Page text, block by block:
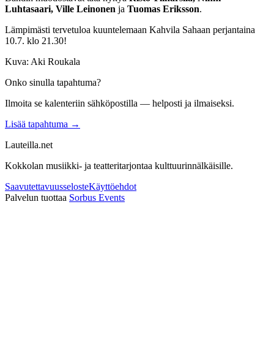
Luhtasaari, Ville Leinonen ja Tuomas Eriksson.
Lämpimästi tervetuloa kuuntelemaan Kahvila Sahaan perjantaina
10.7. klo 21.30!
Kuva: Aki Roukala
Onko sinulla tapahtuma?
Ilmoita se kalenteriin sähköpostilla — helposti ja ilmaiseksi.
Lisää tapahtuma →
Lauteilla.net
Kokkolan musiikki- ja teatteritarjontaa kulttuurinnälkäisille.
SaavutettavuusselosteKäyttöehdot
Palvelun tuottaa Sorbus Events